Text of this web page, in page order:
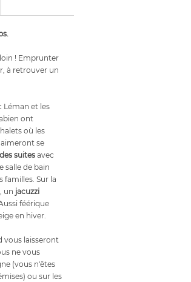
! Emprunter
à retrouver un
Léman et les
ont
où les
se
suitesavec
salle de bain
familles. Sur la
un jacuzzi
féérique
en hiver.
vous laisseront
ne vous
(vous n'êtes
ou sur les